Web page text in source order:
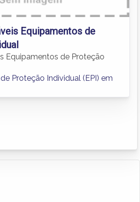
Equipamentos de
Equipamentos de Proteção
Proteção Individual (EPI) em